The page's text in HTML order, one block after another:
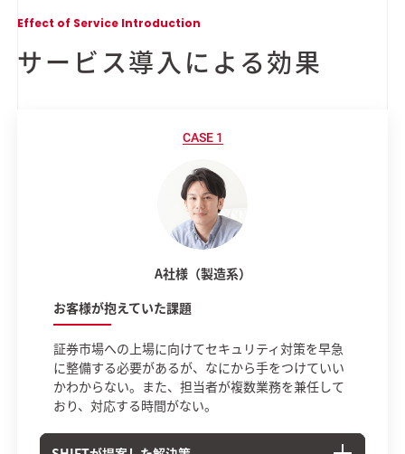
Effect of Service Introduction
サービス導入による効果
A社様（製造系）
お客様が抱えていた課題
証券市場への上場に向けてセキュリティ対策を早急
に整備する必要があるが、なにから手をつけていい
かわからない。また、担当者が複数業務を兼任して
おり、対応する時間がない。